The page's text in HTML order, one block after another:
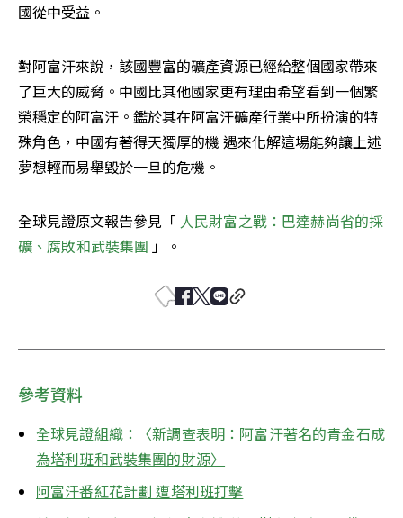
國從中受益。
對阿富汗來說，該國豐富的礦產資源已經給整個國家帶來
了巨大的威脅。中國比其他國家更有理由希望看到一個繁
榮穩定的阿富汗。鑑於其在阿富汗礦產行業中所扮演的特
殊角色，中國有著得天獨厚的機 ​​遇來化解這場能夠讓上述
夢想輕而易舉毀於一旦的危機。
全球見證原文報告參見「 人民財富之戰：巴達赫尚省的採
礦、腐敗和武裝集團 」。
參考資料
全球見證組織：〈新調查表明：阿富汗著名的青金石成
為塔利班和武裝集團的財源〉
阿富汗番紅花計劃 遭塔利班打擊